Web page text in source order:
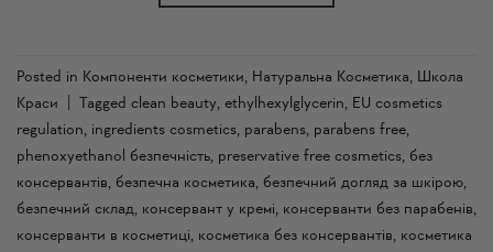
Posted in Компоненти косметики, Натуральна Косметика, Школа
Краси
Tagged clean beauty, ethylhexylglycerin, EU cosmetics
regulation, ingredients cosmetics, parabens, parabens free,
phenoxyethanol безпечність, preservative free cosmetics, без
консервантів, безпечна косметика, безпечний догляд за шкірою,
безпечний склад, консервант у кремі, консерванти без парабенів,
консерванти в косметиці, косметика без консервантів, косметика